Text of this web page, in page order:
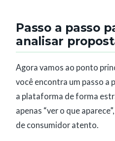
Passo a passo
analisar
Agora vamos ao ponto
você encontra um passo a
a plataforma de forma
apenas “ver o que
de consumidor atento.